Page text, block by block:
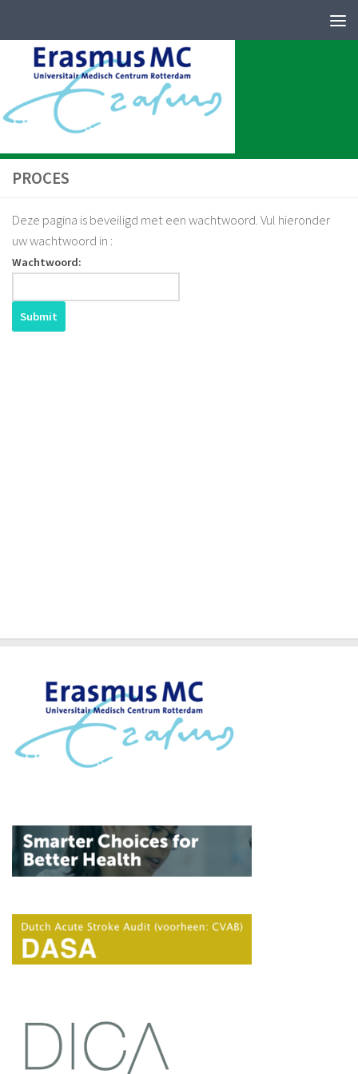
PERFEQTOS
PROCES
Deze pagina is beveiligd met een wachtwoord. Vul hieronder
uw wachtwoord in :
Wachtwoord: